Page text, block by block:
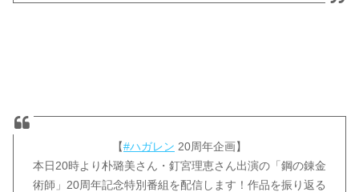
【#ハガレン 20周年企画】
本日20時より朴璐美さん・釘宮理恵さん出演の「鋼の錬金
術師」20周年記念特別番組を配信します！作品を振り返る